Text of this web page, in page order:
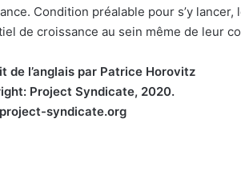
Condition préalable pour s’y
de croissance au sein même de leur
de l’anglais par Patrice Horovitz
Project Syndicate, 2020.
syndicate.org